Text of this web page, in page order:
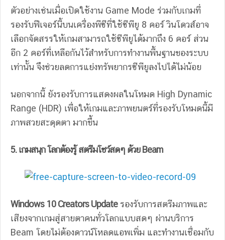
ตัวอย่างเช่นเมื่อเปิดใช้งาน Game Mode ร่วมกับเกมที่
รองรับฟีเจอร์นี้บนเครื่องพีซีที่ใช้ซีพียู 8 คอร์ วินโดวส์อาจ
เลือกจัดสรรให้เกมสามารถใช้ซีพียูได้มากถึง 6 คอร์ ส่วน
อีก 2 คอร์ที่เหลือกันไว้สำหรับการทำงานพื้นฐานของระบบ
เท่านั้น จึงช่วยลดการแย่งทรัพยากรซีพียูลงไปได้ไม่น้อย
นอกจากนี้ ยังรองรับการแสดงผลในโหมด High Dynamic
Range (HDR) เพื่อให้เกมและภาพยนตร์ที่รองรับโหมดนี้มี
ภาพสวยสะดุดตา มากขึ้น
5. เกมสนุก โลกต้องรู้ สตรีมโชว์สดๆ ด้วยBeam
Windows 10 Creators Updateรองรับการสตรีมภาพและ
เสียงจากเกมสู่สายตาคนทั่วโลกแบบสดๆ ผ่านบริการ
Beam โดยไม่ต้องดาวน์โหลดแอพเพิ่ม และทำงานเชื่อมกับ